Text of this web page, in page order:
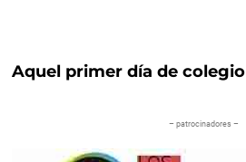
Aquel primer día de colegio
– patrocinadores –